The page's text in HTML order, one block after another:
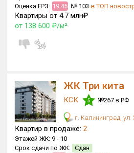
Оценка ЕРЗ: 19.45 № 103 в ТОП
Квартиры от 4.7 млн₽
от 138 600 ₽/м²
ЖК Три кита
КСК 5 №267 в РФ
г. Калининград,
Квартир в продаже: 2
Этажей ЖК: 9 - 10
Срок сдачи по ЖК: Сдан